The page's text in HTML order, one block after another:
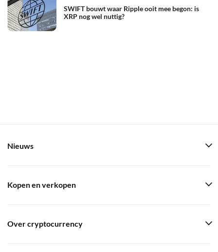
SWIFT bouwt waar Ripple ooit mee begon: is
XRP nog wel nuttig?
Nieuws
Kopen en verkopen
Over cryptocurrency